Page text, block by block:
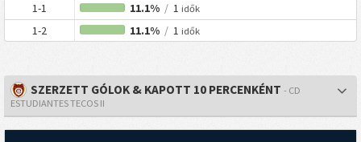
1-1 11.1% /1 idők
1-2 11.1% /1 idők
SZERZETT GÓLOK & KAPOTT 10 PERCENKÉNT - CD
ESTUDIANTES TECOS II